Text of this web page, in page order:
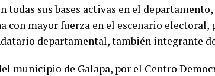
todas sus bases activas en el
con mayor fuerza en el escenario electoral,
departamental, también integrante
municipio de Galapa, por el Centro